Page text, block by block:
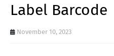
Label Barcode
November 10, 2023